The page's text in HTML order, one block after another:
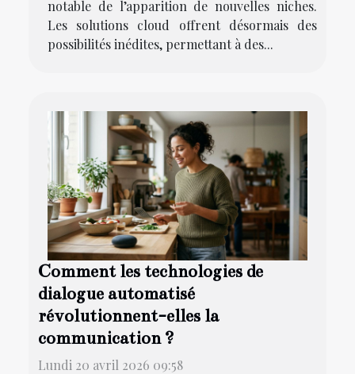
notable de l’apparition de nouvelles niches.
Les solutions cloud offrent désormais des
possibilités inédites, permettant à des...
Comment les technologies de
dialogue automatisé
révolutionnent-elles la
communication ?
Lundi 20 avril 2026 09:58